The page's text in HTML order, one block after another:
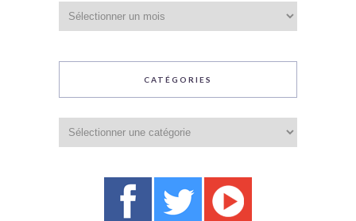
CATÉGORIES